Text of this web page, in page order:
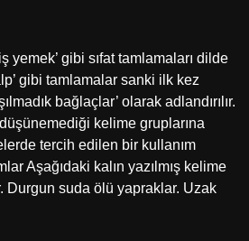
yemek’ gibi sıfat tamlamaları dilde
gibi tamlamalar sanki ilk kez
bağlaçlar’ olarak adlandırılır.
kelime gruplarına
tercih edilen bir kullanım
Aşağıdaki kalın yazılmış kelime
Durgun suda ölü yapraklar. Uzak